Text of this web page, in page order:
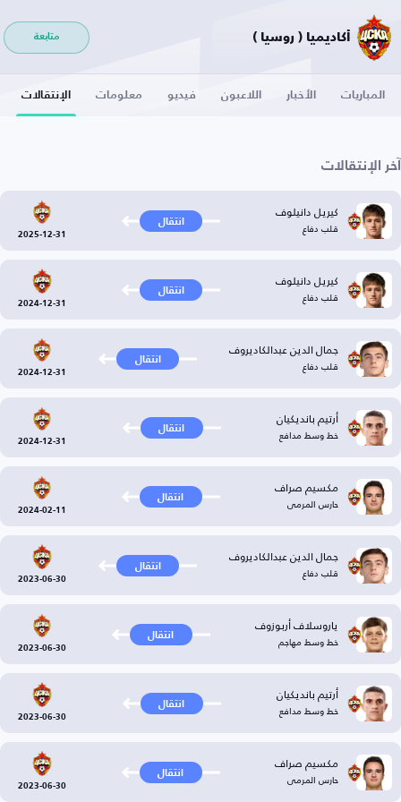
أكاديميا ( روسيا ) متابعة
المباريات الأخبار اللاعبون فيديو معلومات الإنتقالات
آخر الإنتقالات
كيريل دانيلوف
قلب دفاع انتقال
2025-12-31
كيريل دانيلوف
قلب دفاع انتقال
2024-12-31
جمال الدين عبدالكاديروف
قلب دفاع انتقال
2024-12-31
أرتيم بانديكيان
خط وسط مدافع انتقال
2024-12-31
مكسيم صراف
حارس المرمى انتقال
2024-02-11
جمال الدين عبدالكاديروف
قلب دفاع انتقال
2023-06-30
ياروسلاف أربوزوف
خط وسط مهاجم انتقال
2023-06-30
أرتيم بانديكيان
خط وسط مدافع انتقال
2023-06-30
مكسيم صراف
حارس المرمى انتقال
2023-06-30